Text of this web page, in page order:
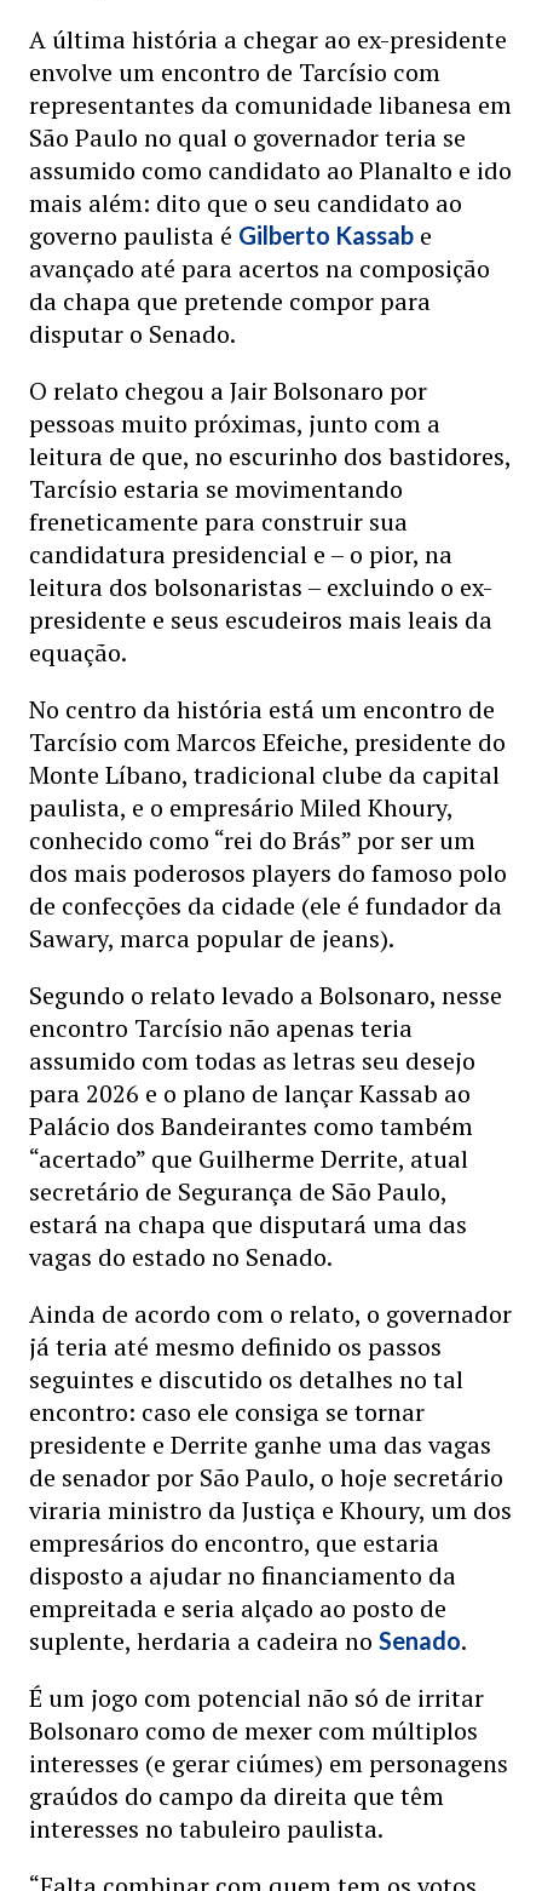
A última história a chegar ao ex-presidente
envolve um encontro de Tarcísio com
representantes da comunidade libanesa em
São Paulo no qual o governador teria se
assumido como candidato ao Planalto e ido
mais além: dito que o seu candidato ao
governo paulista é Gilberto Kassab e
avançado até para acertos na composição
da chapa que pretende compor para
disputar o Senado.
O relato chegou a Jair Bolsonaro por
pessoas muito próximas, junto com a
leitura de que, no escurinho dos bastidores,
Tarcísio estaria se movimentando
freneticamente para construir sua
candidatura presidencial e – o pior, na
leitura dos bolsonaristas – excluindo o ex-
presidente e seus escudeiros mais leais da
equação.
No centro da história está um encontro de
Tarcísio com Marcos Efeiche, presidente do
Monte Líbano, tradicional clube da capital
paulista, e o empresário Miled Khoury,
conhecido como “rei do Brás” por ser um
dos mais poderosos players do famoso polo
de confecções da cidade (ele é fundador da
Sawary, marca popular de jeans).
Segundo o relato levado a Bolsonaro, nesse
encontro Tarcísio não apenas teria
assumido com todas as letras seu desejo
para 2026 e o plano de lançar Kassab ao
Palácio dos Bandeirantes como também
“acertado” que Guilherme Derrite, atual
secretário de Segurança de São Paulo,
estará na chapa que disputará uma das
vagas do estado no Senado.
Ainda de acordo com o relato, o governador
já teria até mesmo definido os passos
seguintes e discutido os detalhes no tal
encontro: caso ele consiga se tornar
presidente e Derrite ganhe uma das vagas
de senador por São Paulo, o hoje secretário
viraria ministro da Justiça e Khoury, um dos
empresários do encontro, que estaria
disposto a ajudar no financiamento da
empreitada e seria alçado ao posto de
suplente, herdaria a cadeira no Senado.
É um jogo com potencial não só de irritar
Bolsonaro como de mexer com múltiplos
interesses (e gerar ciúmes) em personagens
graúdos do campo da direita que têm
interesses no tabuleiro paulista.